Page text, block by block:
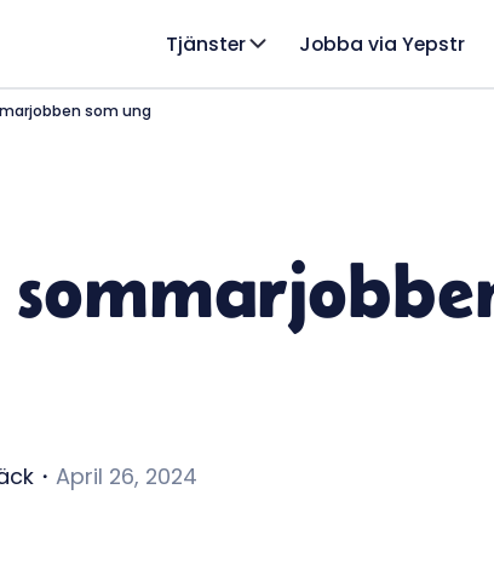
Tjänster Jobba via Yepstr
som ung
・ April 26, 2024